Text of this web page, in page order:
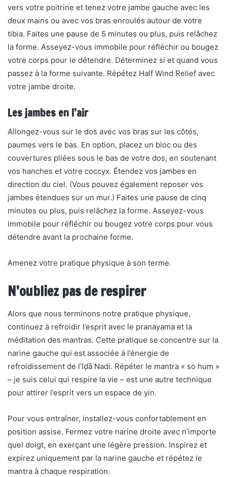
vers votre poitrine et tenez votre jambe gauche avec les
deux mains ou avec vos bras enroulés autour de votre
tibia. Faites une pause de 5 minutes ou plus, puis relâchez
la forme. Asseyez-vous immobile pour réfléchir ou bougez
votre corps pour le détendre. Déterminez si et quand vous
passez à la forme suivante. Répétez Half Wind Relief avec
votre jambe droite.
Les jambes en l’air
Allongez-vous sur le dos avec vos bras sur les côtés,
paumes vers le bas. En option, placez un bloc ou des
couvertures pliées sous le bas de votre dos, en soutenant
vos hanches et votre coccyx. Étendez vos jambes en
direction du ciel. (Vous pouvez également reposer vos
jambes étendues sur un mur.) Faites une pause de cinq
minutes ou plus, puis relâchez la forme. Asseyez-vous
immobile pour réfléchir ou bougez votre corps pour vous
détendre avant la prochaine forme.
Amenez votre pratique physique à son terme.
N’oubliez pas de respirer
Alors que nous terminons notre pratique physique,
continuez à refroidir l’esprit avec le pranayama et la
méditation des mantras. Cette pratique se concentre sur la
narine gauche qui est associée à l’énergie de
refroidissement de l’Iḍā Nadi. Répéter le mantra « so hum »
– je suis celui qui respire la vie – est une autre technique
pour attirer l’esprit vers un espace de yin.
Pour vous entraîner, installez-vous confortablement en
position assise. Fermez votre narine droite avec n’importe
quel doigt, en exerçant une légère pression. Inspirez et
expirez uniquement par la narine gauche et répétez le
mantra à chaque respiration.